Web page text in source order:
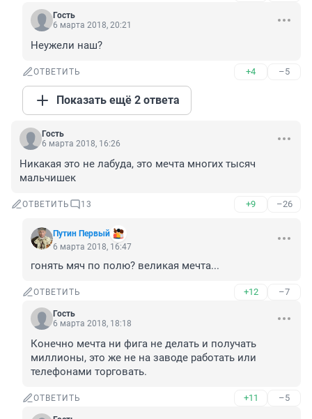
Гость
6 марта 2018, 20:21
Неужели наш?
ОТВЕТИТЬ +4 –5
Показать ещё 2 ответа
Гость
6 марта 2018, 16:26
Никакая это не лабуда, это мечта многих тысяч
мальчишек
ОТВЕТИТЬ 13 +9 –26
Путин Первый
6 марта 2018, 16:47
гонять мяч по полю? великая мечта...
ОТВЕТИТЬ +12 –7
Гость
6 марта 2018, 18:18
Конечно мечта ни фига не делать и получать
миллионы, это же не на заводе работать или
телефонами торговать.
ОТВЕТИТЬ +11 –5